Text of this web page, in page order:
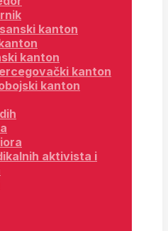
kanton
kanton
kanton
kanton
aktivista i